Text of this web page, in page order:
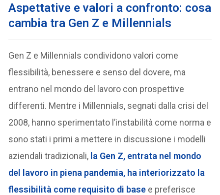
Aspettative e valori a confronto: cosa
cambia tra Gen Z e Millennials
Gen Z e Millennials condividono valori come
flessibilità, benessere e senso del dovere, ma
entrano nel mondo del lavoro con prospettive
differenti. Mentre i Millennials, segnati dalla crisi del
2008, hanno sperimentato l’instabilità come norma e
sono stati i primi a mettere in discussione i modelli
aziendali tradizionali, la Gen Z, entrata nel mondo
del lavoro in piena pandemia, ha interiorizzato la
flessibilità come requisito di base e preferisce